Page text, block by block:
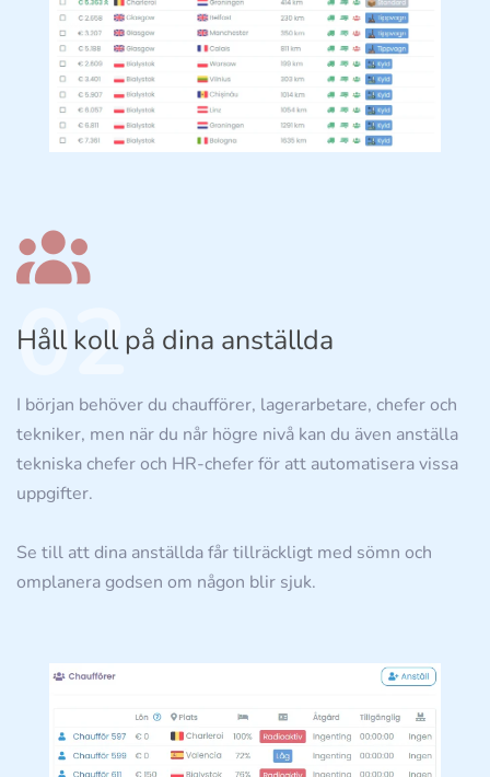
02
Håll koll på dina anställda
I början behöver du chaufförer, lagerarbetare, chefer och
tekniker, men när du når högre nivå kan du även anställa
tekniska chefer och HR-chefer för att automatisera vissa
uppgifter.
Se till att dina anställda får tillräckligt med sömn och
omplanera godsen om någon blir sjuk.